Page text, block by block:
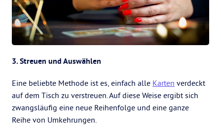
3. Streuen und Auswählen
Eine beliebte Methode ist es, einfach alle Karten verdeckt
auf dem Tisch zu verstreuen. Auf diese Weise ergibt sich
zwangsläufig eine neue Reihenfolge und eine ganze
Reihe von Umkehrungen.